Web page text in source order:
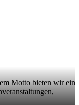
Motto bieten wir ein